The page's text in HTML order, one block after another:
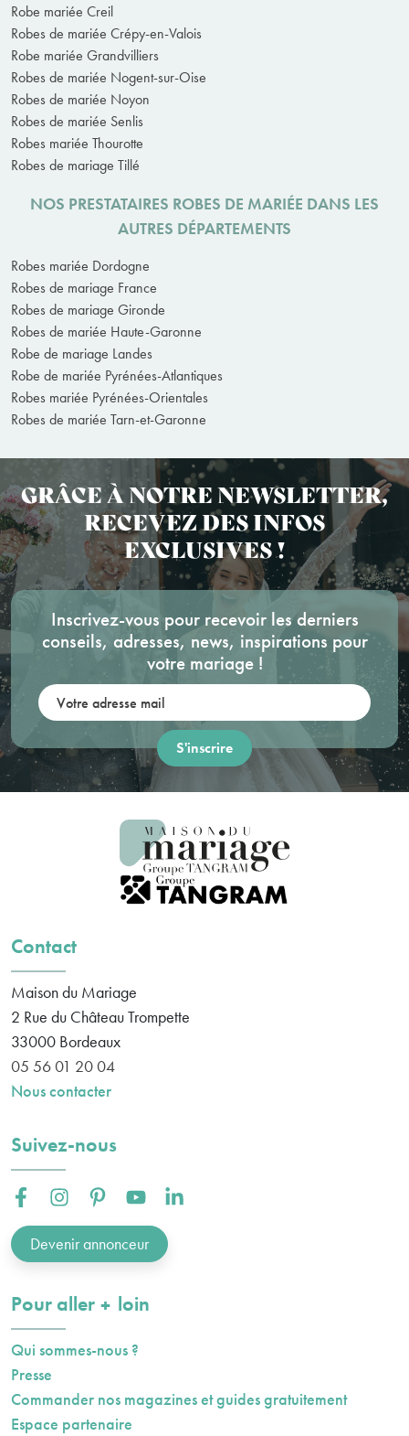
Robe mariée Creil
Robes de mariée Crépy-en-Valois
Robe mariée Grandvilliers
Robes de mariée Nogent-sur-Oise
Robes de mariée Noyon
Robes de mariée Senlis
Robes mariée Thourotte
Robes de mariage Tillé
NOS PRESTATAIRES ROBES DE MARIÉE DANS LES
AUTRES DÉPARTEMENTS
Robes mariée Dordogne
Robes de mariage France
Robes de mariage Gironde
Robes de mariée Haute-Garonne
Robe de mariage Landes
Robe de mariée Pyrénées-Atlantiques
Robes mariée Pyrénées-Orientales
Robes de mariée Tarn-et-Garonne
GRÂCE À NOTRE NEWSLETTER,
RECEVEZ DES INFOS
EXCLUSIVES !
Inscrivez-vous pour recevoir les derniers
conseils, adresses, news, inspirations pour
votre mariage !
Contact
Maison du Mariage
2 Rue du Château Trompette
33000 Bordeaux
05 56 01 20 04
Nous contacter
Suivez-nous
Facebook :Instagram :Pinterest :Youtube :Linkedin :
Devenir annonceur
Pour aller plusloin
Qui sommes-nous ?
Presse
Commander nos magazines et guides gratuitement
Espace partenaire